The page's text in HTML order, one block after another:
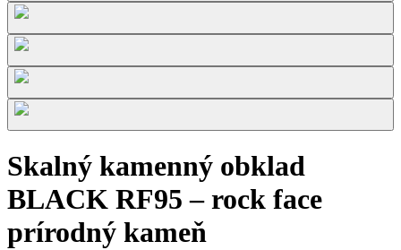
Skalný kamenný obklad
BLACK RF95 – rock face
prírodný kameň